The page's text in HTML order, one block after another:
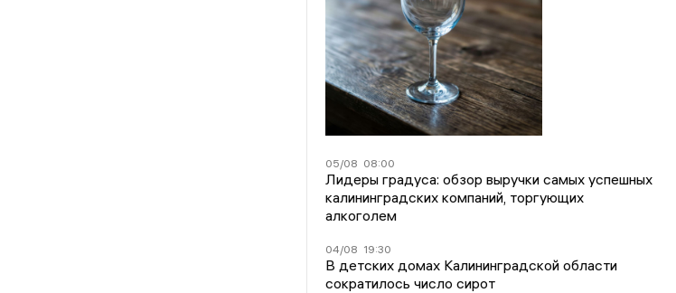
05/08 08:00
Лидеры градуса: обзор выручки самых успешных
калининградских компаний, торгующих
алкоголем
04/08 19:30
В детских домах Калининградской области
сократилось число сирот